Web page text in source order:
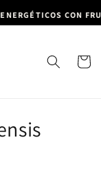
CON
Carrito